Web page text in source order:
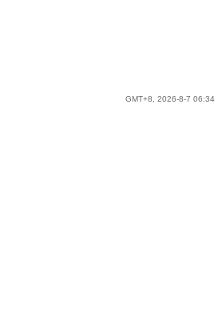
GMT+8, 2026-8-7 06:34